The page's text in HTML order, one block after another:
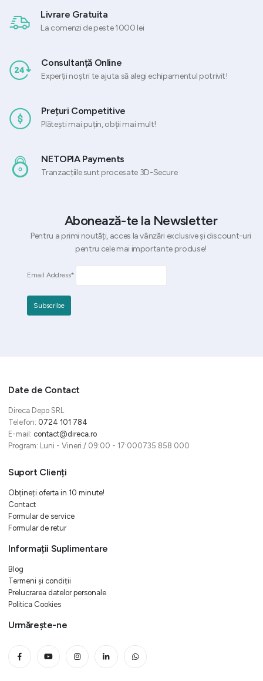
Livrare Gratuita
La comenzi de peste 1000 lei
Consultanță Online
Experții noștri te ajuta să alegi echipamentul potrivit!
Prețuri Competitive
Plătești mai puțin, obții mai mult!
NETOPIA Payments
Tranzacțiile sunt procesate 3D-Secure
Abonează-te la Newsletter
Pentru a primi noutăți, acces la vânzări exclusive și discount-uri
pentru cele mai importante produse!
Email Address*
Date de Contact
Direca Depo SRL
Telefon: 0724 101 784
E-mail: contact@direca.ro
Program: Luni - Vineri / 09:00 - 17:000735 858 000
Suport Clienți
Obțineți oferta in 10 minute!
Contact
Formular de service
Formular de retur
Informații Suplimentare
Blog
Termeni și condiții
Prelucrarea datelor personale
Politica Cookies
Urmărește-ne